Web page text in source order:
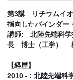
第3講 リチウムイオ
指向したバインダー
講師: 北陸先端科
長 博士（工学）
【経歴】
2010 - : 北陸先端科